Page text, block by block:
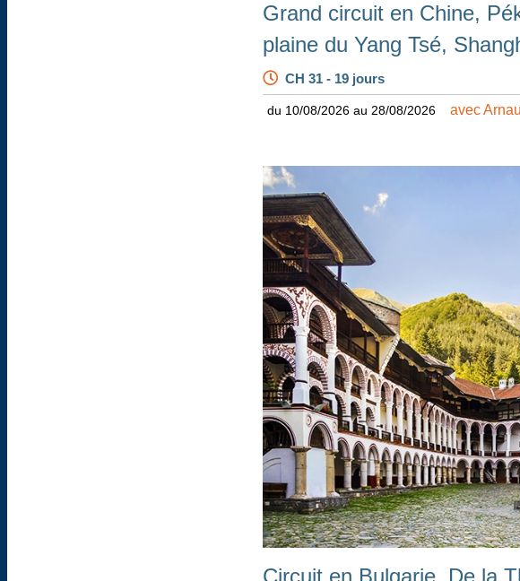
Grand circuit en Chine,
plaine du Yang Tsé,
CH 31 - 19 jours
du 10/08/2026 au 28/08/2026 avec